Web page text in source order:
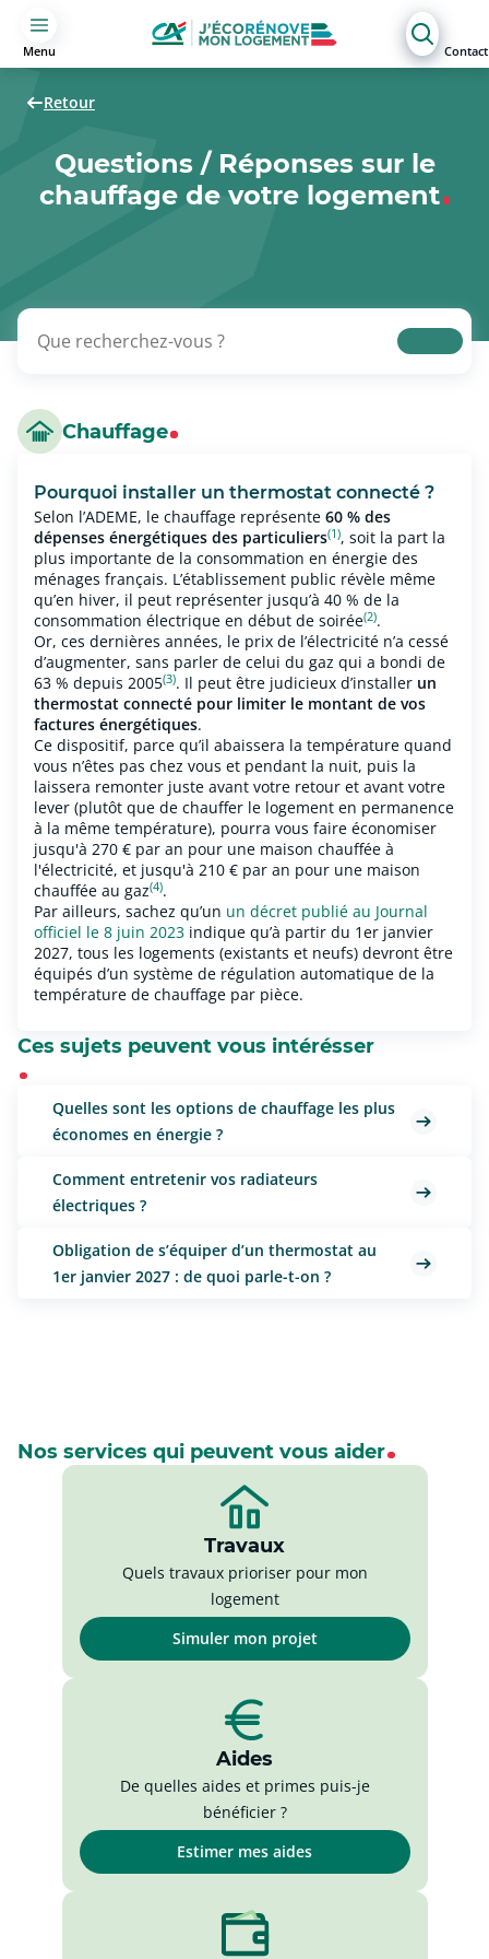
Menu Contact
Retour
Questions / Réponses sur le
chauffage de votre logement
Chauffage
Pourquoi installer un thermostat connecté ?
Selon l’ADEME, le chauffage représente 60 % des
dépenses énergétiques des particuliers(1), soit la part la
plus importante de la consommation en énergie des
ménages français. L’établissement public révèle même
qu’en hiver, il peut représenter jusqu’à 40 % de la
consommation électrique en début de soirée(2).
Or, ces dernières années, le prix de l’électricité n’a cessé
d’augmenter, sans parler de celui du gaz qui a bondi de
63 % depuis 2005(3). Il peut être judicieux d’installer un
thermostat connecté pour limiter le montant de vos
factures énergétiques.
Ce dispositif, parce qu’il abaissera la température quand
vous n’êtes pas chez vous et pendant la nuit, puis la
laissera remonter juste avant votre retour et avant votre
lever (plutôt que de chauffer le logement en permanence
à la même température), pourra vous faire économiser
jusqu'à 270 € par an pour une maison chauffée à
l'électricité, et jusqu'à 210 € par an pour une maison
chauffée au gaz(4).
Par ailleurs, sachez qu’un un décret publié au Journal
officiel le 8 juin 2023 indique qu’à partir du 1er janvier
2027, tous les logements (existants et neufs) devront être
équipés d’un système de régulation automatique de la
température de chauffage par pièce.
Ces sujets peuvent vous intérésser
Quelles sont les options de chauffage les plus
économes en énergie ?
Comment entretenir vos radiateurs
électriques ?
Obligation de s’équiper d’un thermostat au
1er janvier 2027 : de quoi parle-t-on ?
Nos services qui peuvent vous aider
Travaux
Quels travaux prioriser pour mon
logement
Simuler mon projet
Aides
De quelles aides et primes puis-je
bénéficier ?
Estimer mes aides